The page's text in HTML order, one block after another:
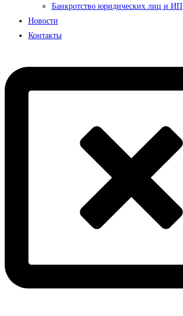
Банкротство юридических лиц и ИП
Новости
Контакты